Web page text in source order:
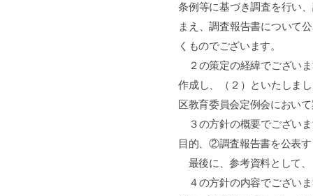
条例等に基づき調査を行い
まえ、調査報告書について
くものでございます。
２の策定の経緯でござい
作成し、（２）といたしま
区教育委員会定例会におい
３の方針の概要でござい
目的、②調査報告書を公表
最後に、参考資料として、
４の方針の内容でござい